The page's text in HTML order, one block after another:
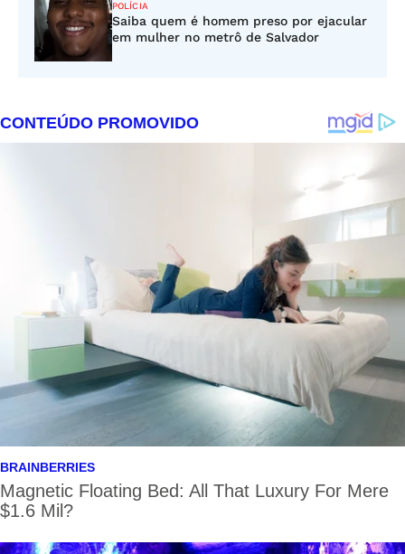
POLÍCIA
Saiba quem é homem preso por ejacular
em mulher no metrô de Salvador